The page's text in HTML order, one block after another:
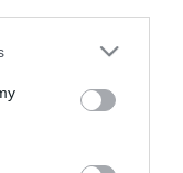
or more Google
You may click to
party tags to
in below Google